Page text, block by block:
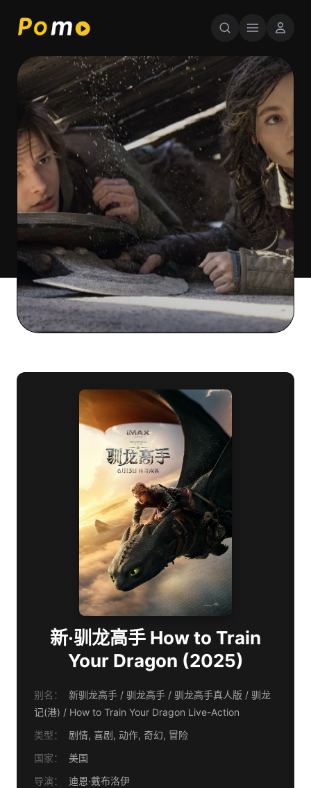
新·驯龙高手 How to Train
Your Dragon (2025)
别名：
新驯龙高手 / 驯龙高手 / 驯龙高手真人版 / 驯龙
记(港) / How to Train Your Dragon Live-Action
类型：
剧情, 喜剧, 动作, 奇幻, 冒险
国家：
美国
导演：
迪恩·戴布洛伊